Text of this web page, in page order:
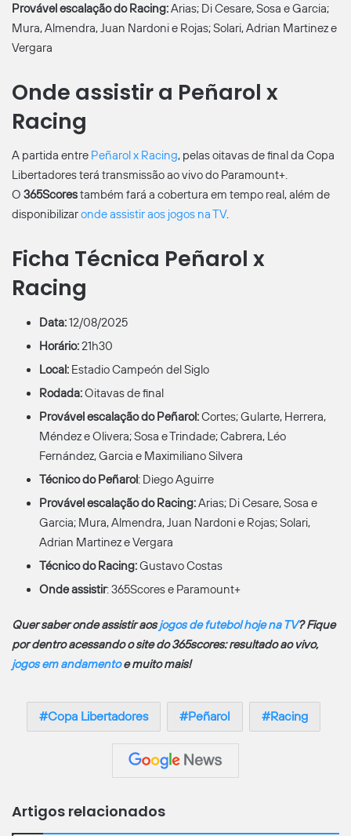
Provável escalação do Racing:Arias; Di Cesare, Sosa e Garcia;
Mura, Almendra, Juan Nardoni e Rojas; Solari, Adrian Martinez e
Vergara
Onde assistir a Peñarol x
Racing
A partida entre Peñarol x Racing, pelas oitavas de final da Copa
Libertadores terá transmissão ao vivo do Paramount+.
O 365Scorestambém fará a cobertura em tempo real, além de
disponibilizaronde assistir aos jogos na TV.
Ficha Técnica Peñarol x
Racing
Data:12/08/2025
Horário:21h30
Local: Estadio Campeón del Siglo
Rodada:Oitavas de final
Provável escalação do Peñarol:Cortes; Gularte, Herrera,
Méndez e Olivera; Sosa e Trindade; Cabrera, Léo
Fernández, Garcia e Maximiliano Silvera
Técnico do Peñarol: Diego Aguirre
Provável escalação do Racing:Arias; Di Cesare, Sosa e
Garcia; Mura, Almendra, Juan Nardoni e Rojas; Solari,
Adrian Martinez e Vergara
Técnico do Racing:Gustavo Costas
Onde assistir: 365Scores e Paramount+
Quer saber onde assistir aosjogos de futebol hoje na TV? Fique
por dentro acessando o site do 365scores: resultado ao vivo,
jogos em andamentoe muito mais!
Copa Libertadores Peñarol Racing
Artigos relacionados